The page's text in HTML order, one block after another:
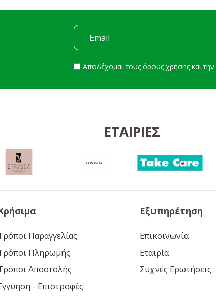
Αποδέχομαι τους όρους χρήσης και την
ΕΤΑΙΡΊΕΣ
Παραγγελίας
Πληρωμής
Αποστολής
- Επιστροφές
Εξυπηρέτηση
Επικοινωνία
Εταιρία
Συχνές Ερωτήσεις